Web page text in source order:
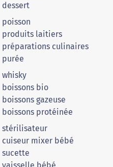
dessert
poisson
produits laitiers
préparations culinaires
purée
whisky
boissons bio
boissons gazeuse
boissons protéinée
stérilisateur
cuiseur mixer bébé
sucette